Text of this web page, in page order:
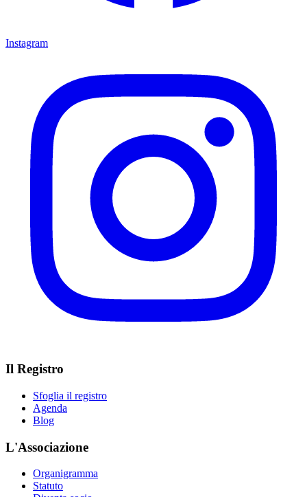
Instagram
Il Registro
Sfoglia il registro
Agenda
Blog
L'Associazione
Organigramma
Statuto